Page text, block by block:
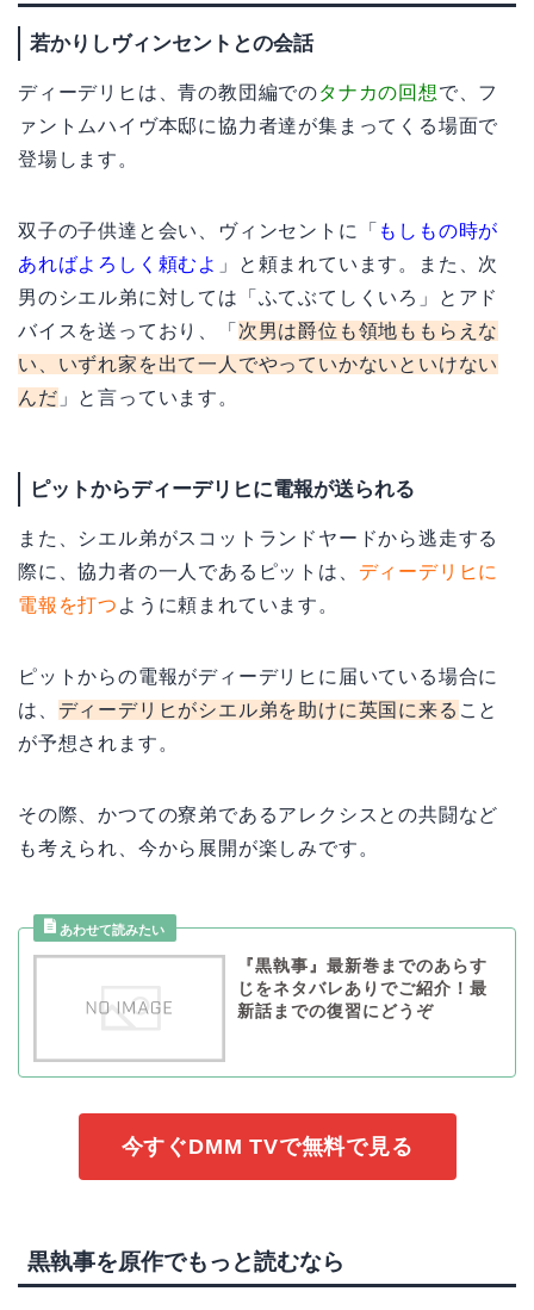
若かりしヴィンセントとの会話
ディーデリヒは、青の教団編でのタナカの回想で、フ
ァントムハイヴ本邸に協力者達が集まってくる場面で
登場します。
双子の子供達と会い、ヴィンセントに「 もしもの時が
あればよろしく頼むよ 」と頼まれています。また、次
男のシエル弟に対しては「ふてぶてしくいろ」とアド
バイスを送っており、「 次男は爵位も領地ももらえな
い、いずれ家を出て一人でやっていかないといけない
んだ 」と言っています。
ピットからディーデリヒに電報が送られる
また、シエル弟がスコットランドヤードから逃走する
際に、協力者の一人であるピットは、 ディーデリヒに
電報を打つ ように頼まれています。
ピットからの電報がディーデリヒに届いている場合に
は、 ディーデリヒがシエル弟を助けに英国に来る こと
が予想されます。
その際、かつての寮弟であるアレクシスとの共闘など
も考えられ、今から展開が楽しみです。
『黒執事』最新巻までのあらす
じをネタバレありでご紹介！最
新話までの復習にどうぞ
今すぐDMM TVで無料で見る
黒執事を原作でもっと読むなら